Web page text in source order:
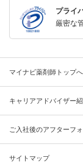
プライ
厳密な
マイナビ薬剤師トップへ
キャリアアドバイザー
ご入社後のアフターフ
サイトマップ